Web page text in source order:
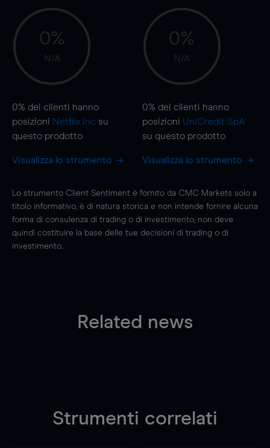
0%
N/A
0% dei clienti hanno
posizioni Netflix Inc su
questo prodotto
Visualizza lo strumento
0%
N/A
0% dei clienti hanno
posizioni UniCredit SpA
su questo prodotto
Visualizza lo strumento
Lo strumento Client Sentiment è fornito da CMC Markets solo a
titolo informativo, è di natura storica e non intende fornire alcuna
forma di consulenza di trading o di investimento; non deve
quindi costituire la base delle tue decisioni di trading o di
investimento.
Related news
Strumenti correlati